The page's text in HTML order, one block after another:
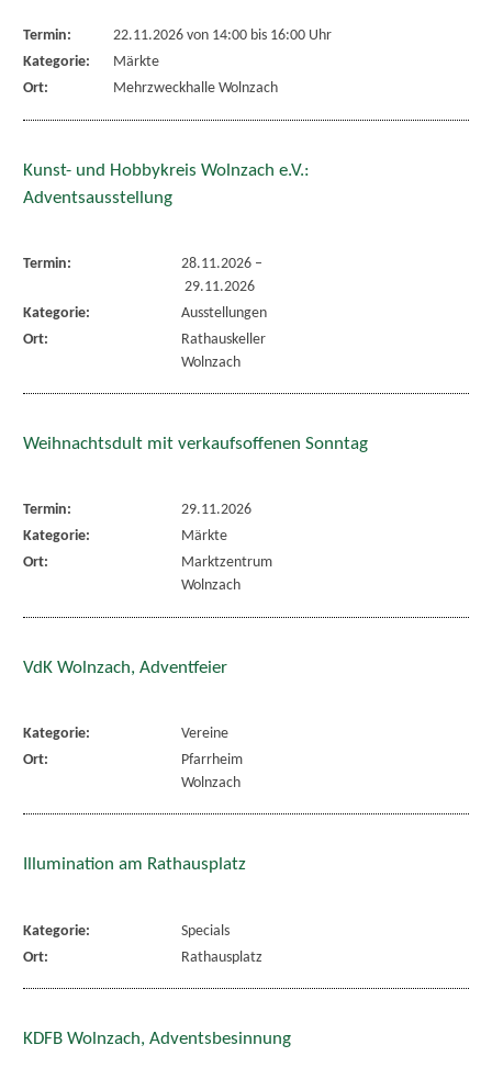
Termin: 22.11.2026 von 14:00bis 16:00 Uhr
Kategorie:
Märkte
Ort:
Mehrzweckhalle Wolnzach
Kunst- und Hobbykreis Wolnzach e.V.:
Adventsausstellung
Termin: 28.11.2026–
29.11.2026
Kategorie:
Ausstellungen
Ort:
Rathauskeller
Wolnzach
Weihnachtsdult mit verkaufsoffenen Sonntag
Termin:
29.11.2026
Kategorie:
Märkte
Ort:
Marktzentrum
Wolnzach
VdK Wolnzach, Adventfeier
Kategorie:
Vereine
Ort:
Pfarrheim
Wolnzach
Illumination am Rathausplatz
Kategorie:
Specials
Ort:
Rathausplatz
KDFB Wolnzach, Adventsbesinnung